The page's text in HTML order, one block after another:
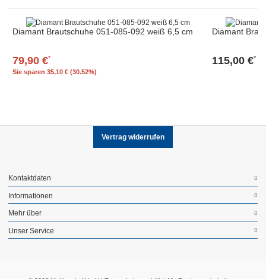
Diamant Brautschuhe 051-085-092 weiß 6,5 cm
79,90 €*
Sie sparen 35,10 € (30.52%)
Diamant
115,00 €*
Vertrag widerrufen
Kontaktdaten
Informationen
Mehr über
Unser Service